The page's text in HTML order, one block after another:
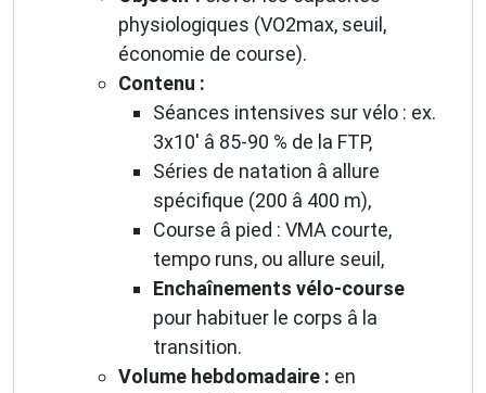
physiologiques (VO2max, seuil,
économie de course).
Contenu :
Séances intensives sur vélo : ex.
3x10' â 85-90 % de la FTP,
Séries de natation â allure
spécifique (200 â 400 m),
Course â pied : VMA courte,
tempo runs, ou allure seuil,
Enchaînements vélo-course
pour habituer le corps â la
transition.
Volume hebdomadaire : en